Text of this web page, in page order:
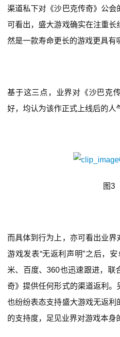
十
届
金
7
对
接
会
上
海
站
渠道私下对《沙巴克传奇》公
可看出，盛大游戏确实在注重长
然是一款寿命更长的游戏更具有
基于这三点，业界对《沙巴克
好，均认为该作正式上线后的人
图3
而具体到行为上，亦可看出业
游戏发表“无返利声明”之后，
米、百度、360也迅速跟进，联
奇》提供任何形式的渠道返利。
也纷纷表态支持盛大游戏无返利
的支持度，足见业界对游戏本身